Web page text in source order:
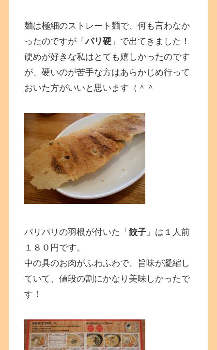
麺は極細のストレート麺で、何も言わなか
ったのですが「バリ硬 」で出てきました！
硬めが好きな私はとても嬉しかったのです
が、硬いのが苦手な方はあらかじめ行って
おいた方がいいと思います（＾＾
パリパリの羽根が付いた「餃子 」は１人前
１８０円です。
中の具のお肉がふわふわで、旨味が凝縮し
ていて、値段の割にかなり美味しかったで
す！